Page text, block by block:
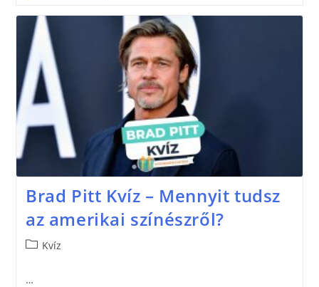
Brad Pitt Kvíz – Mennyit tudsz
az amerikai színészről?
Kvíz
…